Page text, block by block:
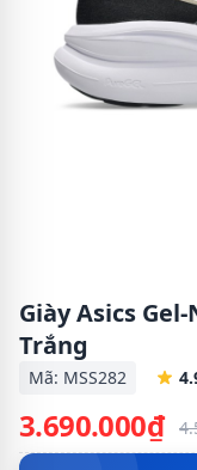
Giày Asics
Trắng
Mã: MSS282
3.690.000₫